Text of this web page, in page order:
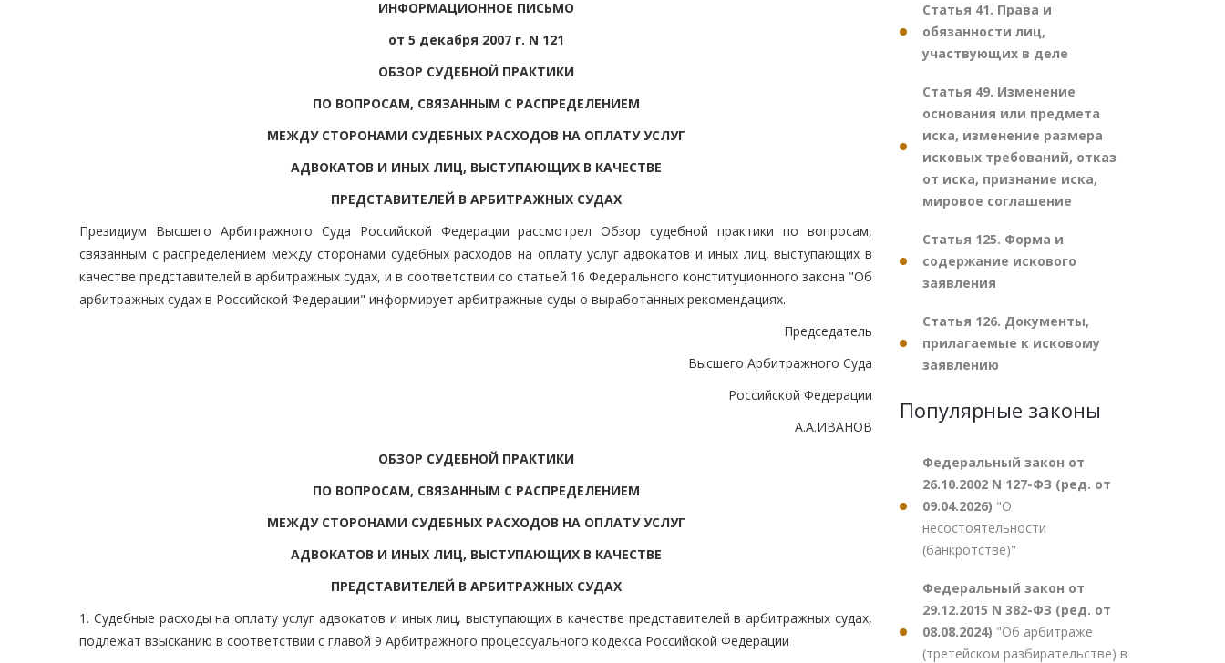
ИНФОРМАЦИОННОЕ ПИСЬМО
от 5 декабря 2007 г. N 121
ОБЗОР СУДЕБНОЙ ПРАКТИКИ
ПО ВОПРОСАМ, СВЯЗАННЫМ С РАСПРЕДЕЛЕНИЕМ
МЕЖДУ СТОРОНАМИ СУДЕБНЫХ РАСХОДОВ НА ОПЛАТУ УСЛУГ
АДВОКАТОВ И ИНЫХ ЛИЦ, ВЫСТУПАЮЩИХ В КАЧЕСТВЕ
ПРЕДСТАВИТЕЛЕЙ В АРБИТРАЖНЫХ СУДАХ
Президиум Высшего Арбитражного Суда Российской Федерации рассмотрел Обзор судебной практики по вопросам,
связанным с распределением между сторонами судебных расходов на оплату услуг адвокатов и иных лиц, выступающих в
качестве представителей в арбитражных судах, и в соответствии со статьей 16 Федерального конституционного закона "Об
арбитражных судах в Российской Федерации" информирует арбитражные суды о выработанных рекомендациях.
Председатель
Высшего Арбитражного Суда
Российской Федерации
А.А.ИВАНОВ
ОБЗОР СУДЕБНОЙ ПРАКТИКИ
ПО ВОПРОСАМ, СВЯЗАННЫМ С РАСПРЕДЕЛЕНИЕМ
МЕЖДУ СТОРОНАМИ СУДЕБНЫХ РАСХОДОВ НА ОПЛАТУ УСЛУГ
АДВОКАТОВ И ИНЫХ ЛИЦ, ВЫСТУПАЮЩИХ В КАЧЕСТВЕ
ПРЕДСТАВИТЕЛЕЙ В АРБИТРАЖНЫХ СУДАХ
1. Судебные расходы на оплату услуг адвокатов и иных лиц, выступающих в качестве представителей в арбитражных судах,
подлежат взысканию в соответствии с главой 9 Арбитражного процессуального кодекса Российской Федерации
Статья 41. Права и
обязанности лиц,
участвующих в деле
Статья 49. Изменение
основания или предмета
иска, изменение размера
исковых требований, отказ
от иска, признание иска,
мировое соглашение
Статья 125. Форма и
содержание искового
заявления
Статья 126. Документы,
прилагаемые к исковому
заявлению
Популярные законы
Федеральный закон от
26.10.2002 N 127-ФЗ (ред. от
09.04.2026) "О
несостоятельности
(банкротстве)"
Федеральный закон от
29.12.2015 N 382-ФЗ (ред. от
08.08.2024) "Об арбитраже
(третейском разбирательстве) в